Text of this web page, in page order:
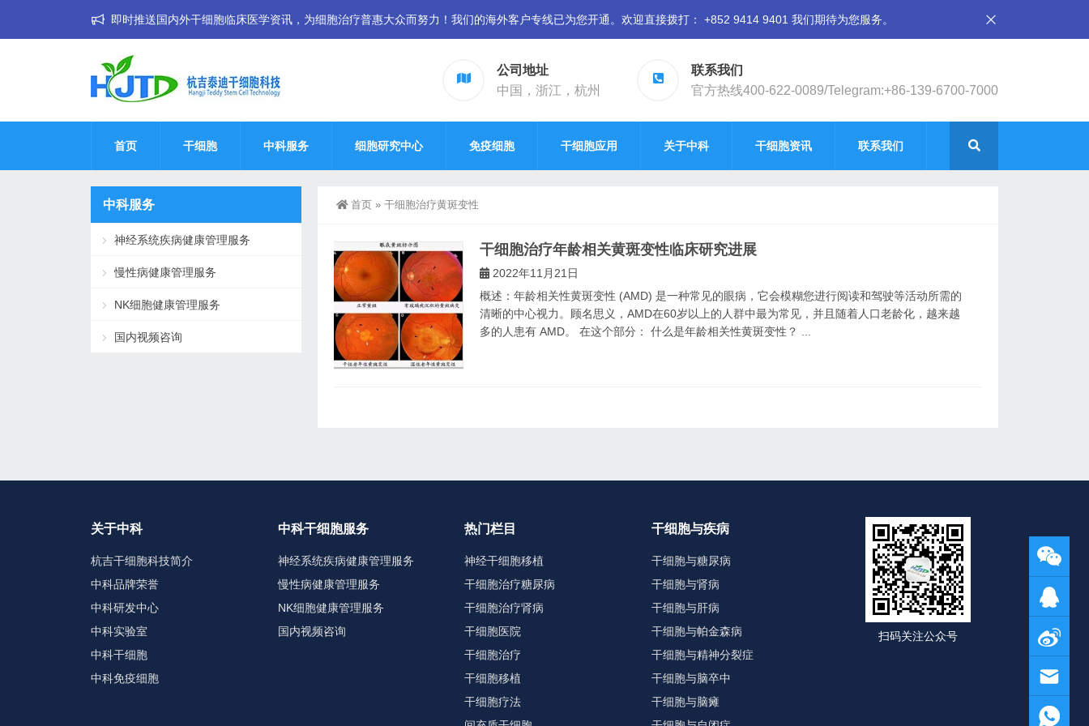
即时推送国内外干细胞临床医学资讯，为细胞治疗普惠大众而努力！我们的海外客户专线已为您开通。欢迎直接拨打： +852 9414 9401 我们期待为您服务。
公司地址
中国，浙江，杭州
联系我们
官方热线400-622-0089/Telegram:+86-139-6700-7000
首页 干细胞 中科服务 细胞研究中心 免疫细胞 干细胞应用 关于中科 干细胞资讯 联系我们
首页 » 干细胞治疗黄斑变性
干细胞治疗年龄相关黄斑变性临床研究进展
2022年11月21日
概述：年龄相关性黄斑变性 (AMD) 是一种常见的眼病，它会模糊您进行阅读和驾驶等活动所需的
清晰的中心视力。顾名思义，AMD在60岁以上的人群中最为常见，并且随着人口老龄化，越来越
多的人患有 AMD。 在这个部分： 什么是年龄相关性黄斑变性？ ...
中科服务
神经系统疾病健康管理服务
慢性病健康管理服务
NK细胞健康管理服务
国内视频咨询
关于中科
杭吉干细胞科技简介
中科品牌荣誉
中科研发中心
中科实验室
中科干细胞
中科免疫细胞
中科干细胞服务
神经系统疾病健康管理服务
慢性病健康管理服务
NK细胞健康管理服务
国内视频咨询
热门栏目
神经干细胞移植
干细胞治疗糖尿病
干细胞治疗肾病
干细胞医院
干细胞治疗
干细胞移植
干细胞疗法
干细胞与疾病
干细胞与糖尿病
干细胞与肾病
干细胞与肝病
干细胞与帕金森病
干细胞与精神分裂症
干细胞与脑卒中
干细胞与脑瘫
扫码关注公众号